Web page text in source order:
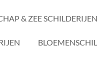
& ZEE SCHILDERIJEN